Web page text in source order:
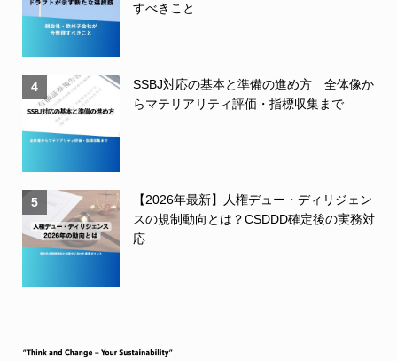
すべきこと
4
SSBJ対応の基本と準備の進め方 全体像か
らマテリアリティ評価・指標収集まで
5
【2026年最新】人権デュー・ディリジェン
スの規制動向とは？CSDDD確定後の実務対
応